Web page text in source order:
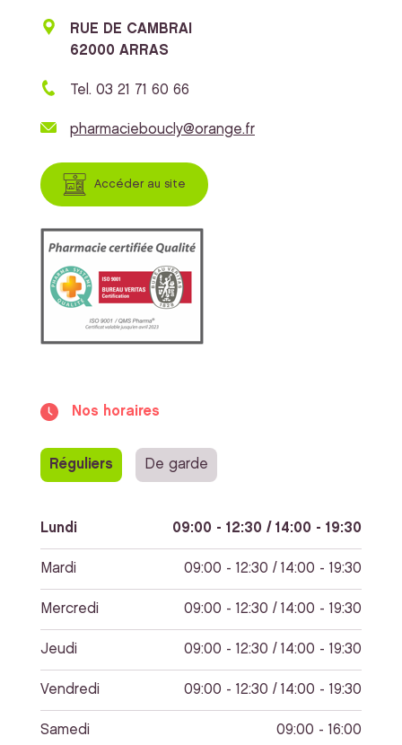
RUE DE CAMBRAI
62000 ARRAS
Tel. 03 21 71 60 66
pharmacieboucly@orange.fr
Accéder au site
Nos horaires
Réguliers De garde
Lundi 09:00 - 12:30 / 14:00 - 19:30
Mardi 09:00 - 12:30 / 14:00 - 19:30
Mercredi 09:00 - 12:30 / 14:00 - 19:30
Jeudi 09:00 - 12:30 / 14:00 - 19:30
Vendredi 09:00 - 12:30 / 14:00 - 19:30
Samedi 09:00 - 16:00